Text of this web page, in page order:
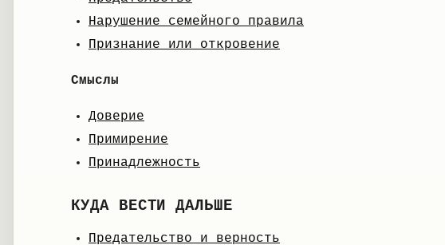
Нарушение семейного правила
Признание или откровение
Смыслы
Доверие
Примирение
Принадлежность
КУДА ВЕСТИ ДАЛЬШЕ
Предательство и верность